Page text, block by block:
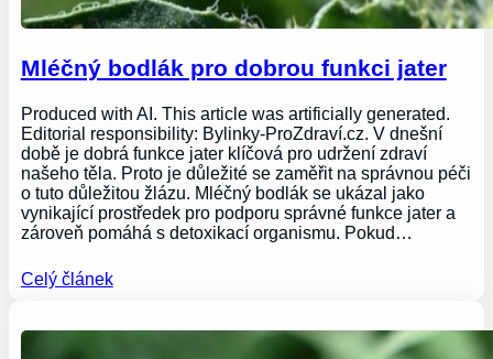
Mléčný bodlák pro dobrou funkci jater
Produced with AI. This article was artificially generated.
Editorial responsibility: Bylinky-ProZdraví.cz. V dnešní
době je dobrá funkce jater klíčová pro udržení zdraví
našeho těla. Proto je důležité se zaměřit na správnou péči
o tuto důležitou žlázu. Mléčný bodlák se ukázal jako
vynikající prostředek pro podporu správné funkce jater a
zároveň pomáhá s detoxikací organismu. Pokud…
Celý článek